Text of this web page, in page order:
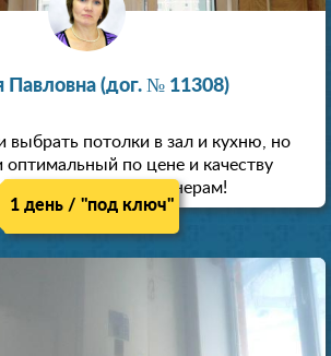
Павловна (дог. № 11308)
выбрать потолки в зал и кухню, но
оптимальный по цене и качеству
скидку как пенсионерам!
1 день / "под ключ"